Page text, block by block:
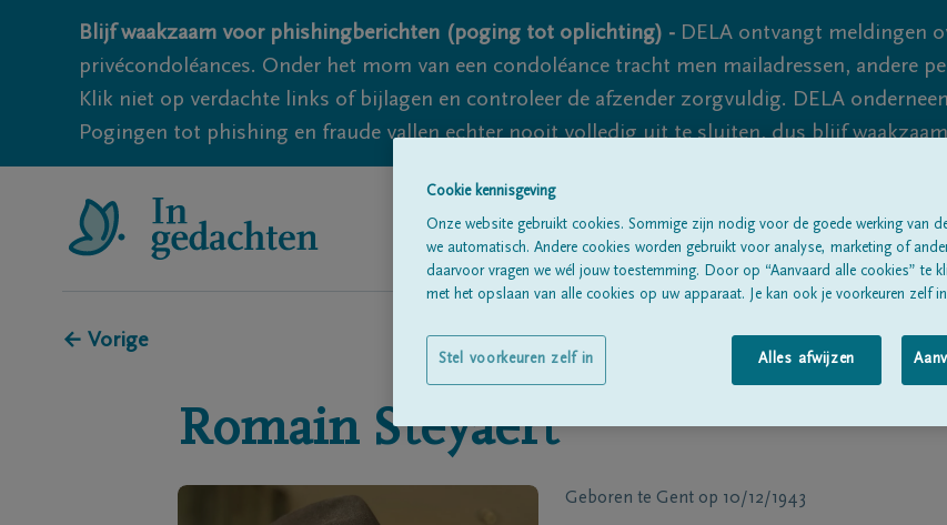
Blijf waakzaam voor phishingberichten (poging tot oplichting) - DELA ontvangt meldingen
privécondoléances. Onder het mom van een condoléance tracht men mailadressen, andere
Klik niet op verdachte links of bijlagen en controleer de afzender zorgvuldig. DELA
Pogingen tot phishing en fraude vallen echter nooit volledig uit te sluiten, dus blijf
Alle rouwberichten
← Vorige
Romain Steyaert
Geboren te Gent op 10/12/1943
Cookie kennisgeving
Onze website gebruikt cookies. Sommige zijn nodig voor de goede werking van
we automatisch. Andere cookies worden gebruikt voor analyse, marketing of
daarvoor vragen we wél jouw toestemming. Door op “Aanvaard alle cookies” te
met het opslaan van alle cookies op uw apparaat. Je kan ook je voorkeuren zelf
Alles afwijzen
Stel voorkeuren zelf in